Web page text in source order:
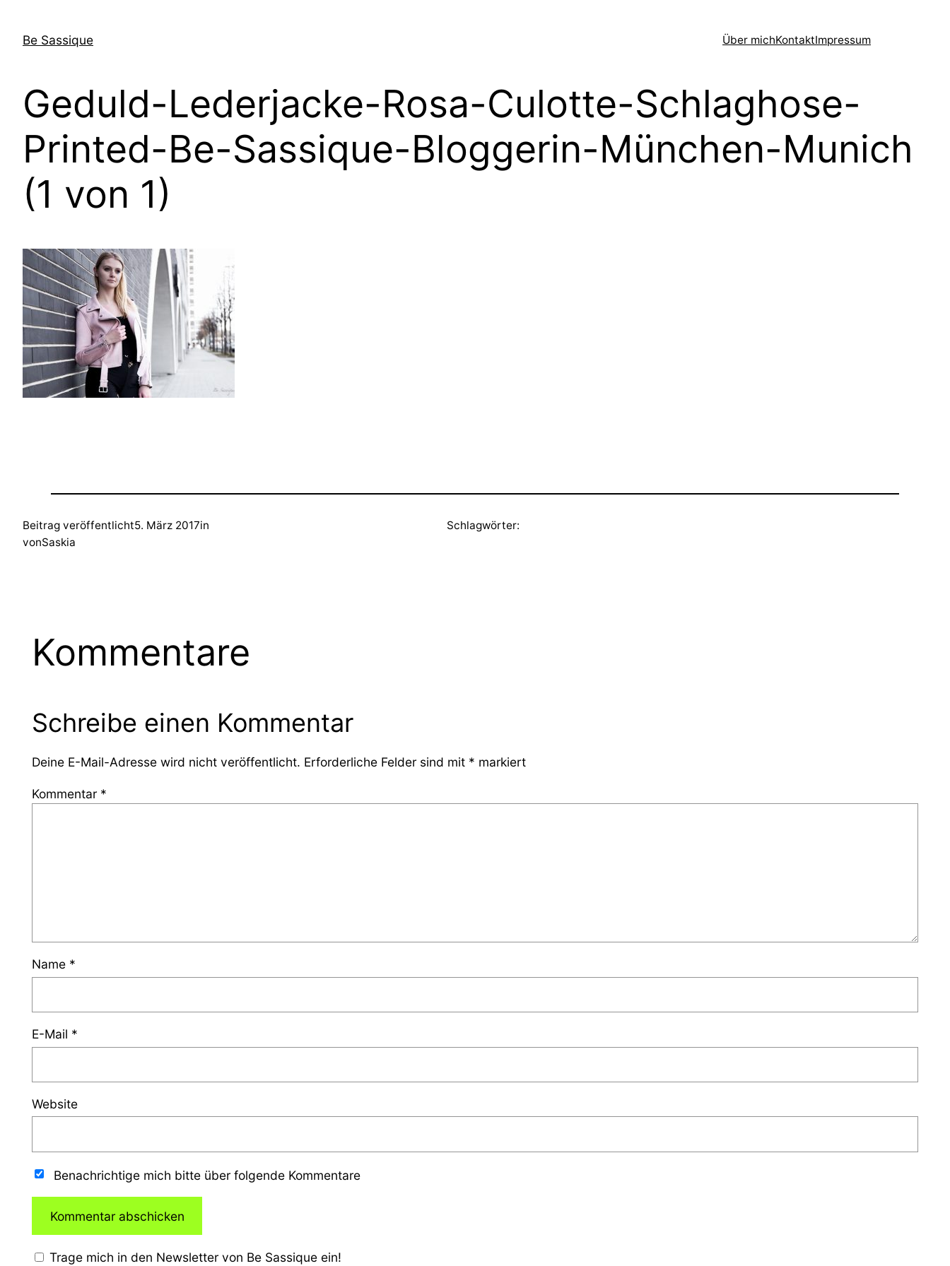
InhaltBe Sassique Über michKontaktImpressum
Geduld-Lederjacke-Rosa-Culotte-Schlaghose-
Printed-Be-Sassique-Bloggerin-München-Munich
(1 von 1)
Beitrag veröffentlicht5. März 2017in
vonSaskia
Schlagwörter:
Kommentare
Schreibe einen Kommentar
Deine E-Mail-Adresse wird nicht veröffentlicht. Erforderliche Felder sind mit * markiert
Kommentar *
Name *
E-Mail *
Website
Benachrichtige mich bitte über folgende Kommentare
Trage mich in den Newsletter von Be Sassique ein!